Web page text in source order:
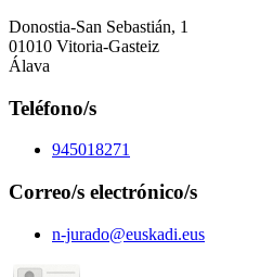
Donostia-San Sebastián, 1
01010 Vitoria-Gasteiz
Álava
Teléfono/s
945018271
Correo/s electrónico/s
n-jurado@euskadi.eus